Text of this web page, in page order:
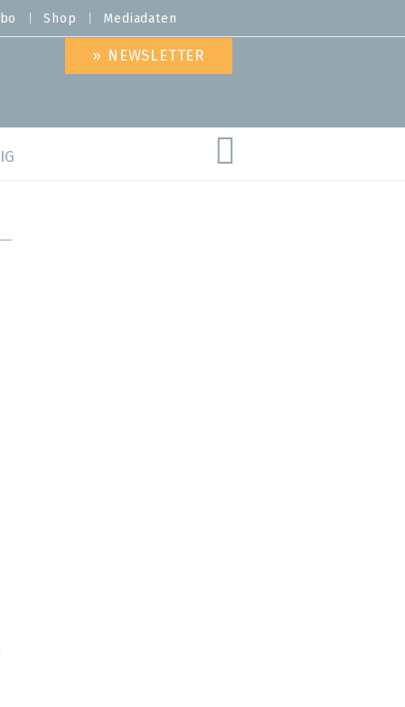
Shop Mediadaten
» NEWSLETTER